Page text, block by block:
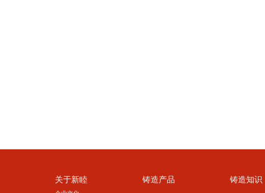
关于新睦 铸造产品 铸造知识